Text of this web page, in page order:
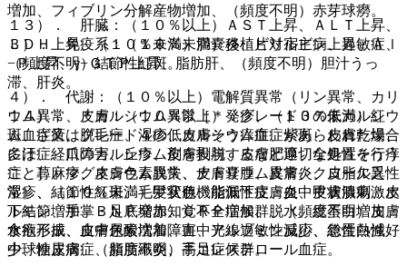
１３）． 肝臓：（１０％以上）ＡＳＴ上昇、ＡＬＴ上昇、
ＬＤＨ上昇、（１０％未満）胆嚢炎、ビリルビン上昇、Ａｌ
−Ｐ上昇、γ−ＧＴＰ上昇、脂肪肝、（頻度不明）胆汁うっ
滞、肝炎。
１４）． 皮膚：（１０％以上）発疹、（１０％未満）紅
斑、ざ瘡、脱毛症、湿疹、皮膚そう痒症、紫斑、皮膚乾燥、
多汗症、爪障害、丘疹、皮膚剥脱、皮膚肥厚、全身性そう痒
症、蕁麻疹、皮膚色素脱失、皮膚嚢腫、皮膚炎、皮脂欠乏性
湿疹、結節性紅斑、毛髪変色、脂漏性皮膚炎、皮膚潰瘍、皮
下結節、手掌・足底発赤知覚不全症候群、（頻度不明）皮膚
水疱形成、皮膚色素沈着障害、光線過敏性反応、急性熱性好
中球性皮膚症、脂肪織炎、手足症候群。
増加、フィブリン分解産物増加、（頻度不明）赤芽球癆。
３）． 免疫系：（１０％未満）移植片対宿主病、過敏症、
（頻度不明）結節性紅斑。
４）． 代謝：（１０％以上）電解質異常（リン異常、カリ
ウム異常、＊カルシウム異常［＊：グレード３の低カルシウ
ム血症又はグレード４の低カルシウム血症があらわれた場合
には、経口のカルシウム剤を投与するなど適切な処置を行う
こと］、マグネシウム異常、ナトリウム異常、クロール異
常）、（１０％未満）甲状腺機能低下症、血中甲状腺刺激ホ
ルモン増加、ＢＮＰ増加、ＣＲＰ増加、脱水、総蛋白増加、
食欲不振、血中尿酸増加、血中アルブミン減少、総蛋白減
少、糖尿病、（頻度不明）高コレステロール血症。